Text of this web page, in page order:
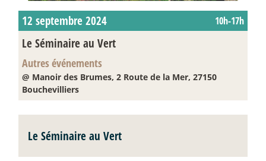
12 septembre 2024 10h-17h
Le Séminaire au Vert
Autres événements
@ Manoir des Brumes, 2 Route de la Mer, 27150
Bouchevilliers
Le Séminaire au Vert